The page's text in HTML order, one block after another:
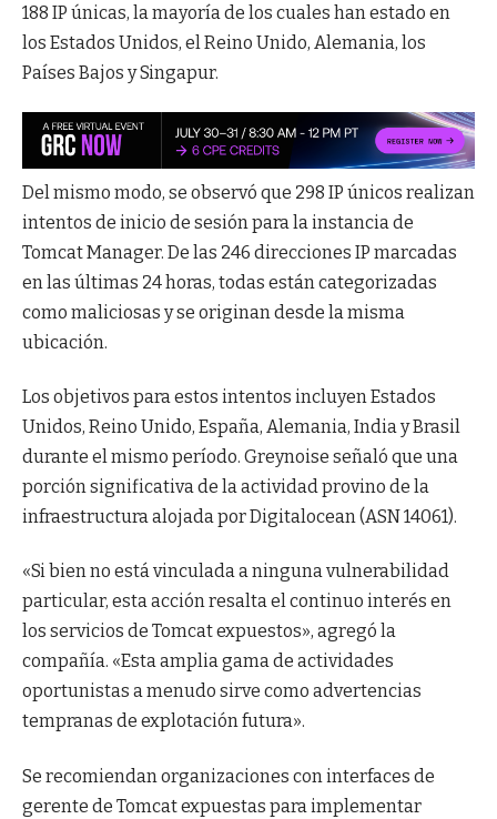
188 IP únicas, la mayoría de los cuales han estado en
los Estados Unidos, el Reino Unido, Alemania, los
Países Bajos y Singapur.
Del mismo modo, se observó que 298 IP únicos realizan
intentos de inicio de sesión para la instancia de
Tomcat Manager. De las 246 direcciones IP marcadas
en las últimas 24 horas, todas están categorizadas
como maliciosas y se originan desde la misma
ubicación.
Los objetivos para estos intentos incluyen Estados
Unidos, Reino Unido, España, Alemania, India y Brasil
durante el mismo período. Greynoise señaló que una
porción significativa de la actividad provino de la
infraestructura alojada por Digitalocean (ASN 14061).
«Si bien no está vinculada a ninguna vulnerabilidad
particular, esta acción resalta el continuo interés en
los servicios de Tomcat expuestos», agregó la
compañía. «Esta amplia gama de actividades
oportunistas a menudo sirve como advertencias
tempranas de explotación futura».
Se recomiendan organizaciones con interfaces de
gerente de Tomcat expuestas para implementar